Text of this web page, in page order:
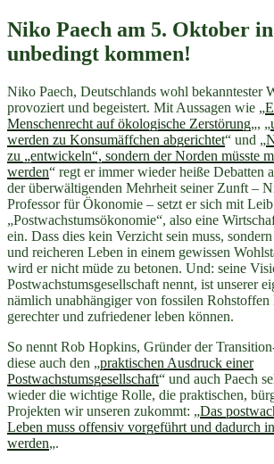
Niko Paech am 5. Oktober
unbedingt kommen!
Niko Paech, Deutschlands wohl bekanntester
provoziert und begeistert. Mit Aussagen wie „
Menschenrecht auf ökologische Zerstörung„, „
werden zu Konsumäffchen abgerichtet“ und „
zu „entwickeln“, sondern der Norden müsste
werden“ regt er immer wieder heiße Debatten
der überwältigenden Mehrheit seiner Zunft –
Professor für Ökonomie – setzt er sich mit
„Postwachstumsökonomie“, also eine
ein. Dass dies kein Verzicht sein muss,
und reicheren Leben in einem gewissen
wird er nicht müde zu betonen. Und: seine
Postwachstumsgesellschaft nennt, ist unserer
nämlich unabhängiger von fossilen
gerechter und zufriedener leben können.
So nennt Rob Hopkins, Gründer der
diese auch den „praktischen Ausdruck einer
Postwachstumsgesellschaft“ und auch Paech
wieder die wichtige Rolle, die praktischen,
Projekten wir unseren zukommt: „Das
Leben muss offensiv vorgeführt und dadurch
werden„.